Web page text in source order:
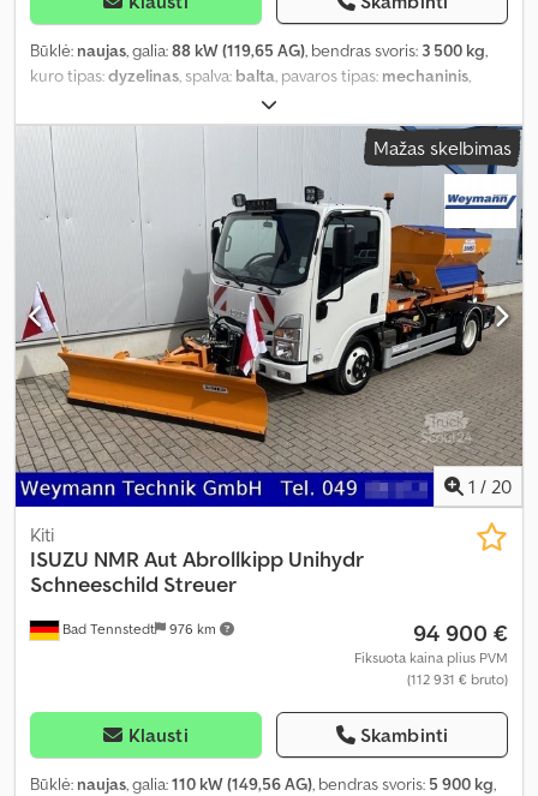
Būklė: naujas, galia:88 kW (119,65 AG), bendras svoris: 3 500 kg,
kuro tipas:dyzelinas, spalva: balta, pavaros tipas: mechaninis,
ABS, centrinis užraktas,
elektroninė stabilumo programa (ESP), oro kondicionavimas,
suodžių filtras , Mažas skelbimas
1 / 20
Bad Tennstedt 976 km
Kiti
ISUZU NMR Aut Abrollkipp Unihydr
Schneeschild Streuer
94 900 €
Fiksuota kaina plius PVM
(112 931 € bruto)
Klausti Skambinti
Būklė: naujas, galia:110 kW (149,56 AG), bendras svoris: 5 900 kg,